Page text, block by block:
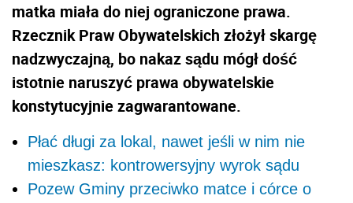
matka miała do niej ograniczone prawa.
Rzecznik Praw Obywatelskich złożył skargę
nadzwyczajną, bo nakaz sądu mógł dość
istotnie naruszyć prawa obywatelskie
konstytucyjnie zagwarantowane.
Płać długi za lokal, nawet jeśli w nim nie
mieszkasz: kontrowersyjny wyrok sądu
Pozew Gminy przeciwko matce i córce o